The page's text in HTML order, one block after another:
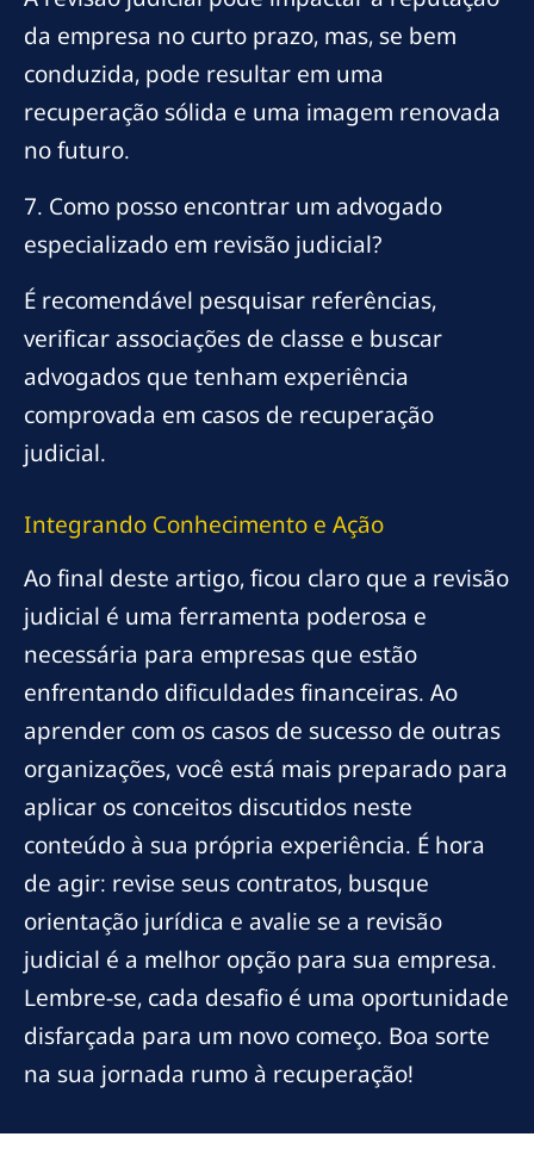
da empresa no curto prazo, mas, se bem
conduzida, pode resultar em uma
recuperação sólida e uma imagem renovada
no futuro.
7. Como posso encontrar um advogado
especializado em revisão judicial?
É recomendável pesquisar referências,
verificar associações de classe e buscar
advogados que tenham experiência
comprovada em casos de recuperação
judicial.
Integrando Conhecimento e Ação
Ao final deste artigo, ficou claro que a revisão
judicial é uma ferramenta poderosa e
necessária para empresas que estão
enfrentando dificuldades financeiras. Ao
aprender com os casos de sucesso de outras
organizações, você está mais preparado para
aplicar os conceitos discutidos neste
conteúdo à sua própria experiência. É hora
de agir: revise seus contratos, busque
orientação jurídica e avalie se a revisão
judicial é a melhor opção para sua empresa.
Lembre-se, cada desafio é uma oportunidade
disfarçada para um novo começo. Boa sorte
na sua jornada rumo à recuperação!